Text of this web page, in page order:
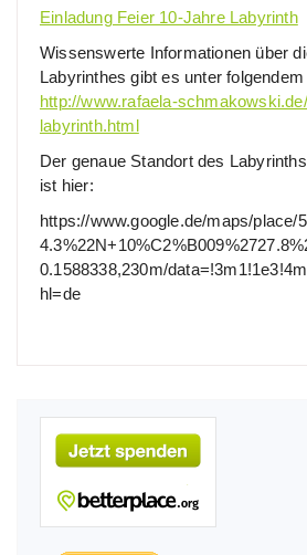
Einladung Feier 10-Jahre Labyrinth
Wissenswerte Informationen über
Labyrinthes gibt es unter
http://www.rafaela-
labyrinth.html
Der genaue Standort des
ist hier:
https://www.google.de/maps/place/
0.1588338,230m/
hl=de